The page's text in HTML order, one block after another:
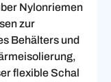
Nylonriemen
zur
Behälters und
flexible Schal